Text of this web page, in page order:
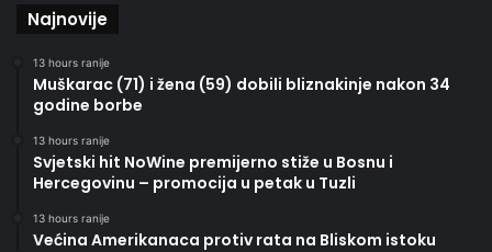
Najnovije
13 hours ranije
Muškarac (71) i žena (59) dobili bliznakinje nakon 34
godine borbe
13 hours ranije
Svjetski hit NoWine premijerno stiže u Bosnu i
Hercegovinu – promocija u petak u Tuzli
13 hours ranije
Većina Amerikanaca protiv rata na Bliskom istoku